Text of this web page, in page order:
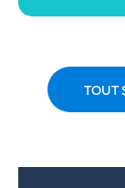
TOUT